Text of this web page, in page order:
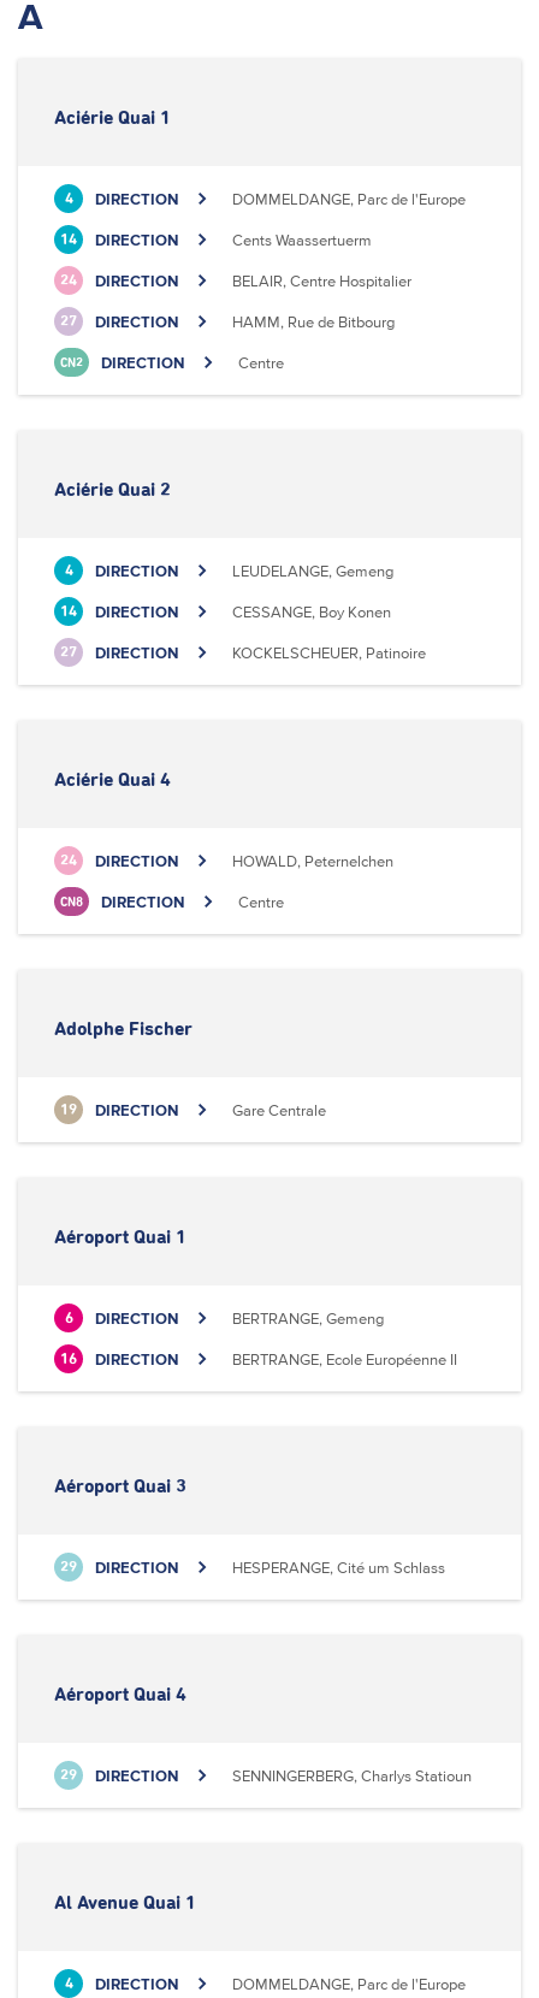
A
Aciérie Quai 1
4 DIRECTION DOMMELDANGE, Parc de l'Europe
14 DIRECTION Cents Waassertuerm
24 DIRECTION BELAIR, Centre Hospitalier
27 DIRECTION HAMM, Rue de Bitbourg
CN2 DIRECTION Centre
Aciérie Quai 2
4 DIRECTION LEUDELANGE, Gemeng
14 DIRECTION CESSANGE, Boy Konen
27 DIRECTION KOCKELSCHEUER, Patinoire
Aciérie Quai 4
24 DIRECTION HOWALD, Peternelchen
CN8 DIRECTION Centre
Adolphe Fischer
19 DIRECTION Gare Centrale
Aéroport Quai 1
6 DIRECTION BERTRANGE, Gemeng
16 DIRECTION BERTRANGE, Ecole Européenne II
Aéroport Quai 3
29 DIRECTION HESPERANGE, Cité um Schlass
Aéroport Quai 4
29 DIRECTION SENNINGERBERG, Charlys Statioun
Al Avenue Quai 1
4 DIRECTION DOMMELDANGE, Parc de l'Europe